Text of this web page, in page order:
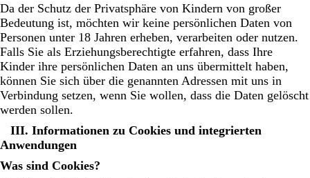
Da der Schutz der Privatsphäre von Kindern von großer
Bedeutung ist, möchten wir keine persönlichen Daten von
Personen unter 18 Jahren erheben, verarbeiten oder nutzen.
Falls Sie als Erziehungsberechtigte erfahren, dass Ihre
Kinder ihre persönlichen Daten an uns übermittelt haben,
können Sie sich über die genannten Adressen mit uns in
Verbindung setzen, wenn Sie wollen, dass die Daten gelöscht
werden sollen.
III. Informationen zu Cookies und integrierten
Anwendungen
Was sind Cookies?